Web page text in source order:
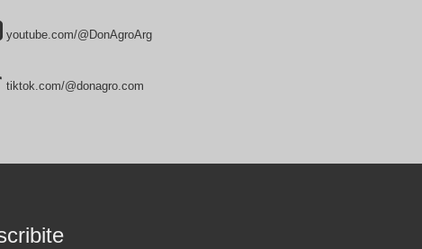
youtube.com/@DonAgroArg
tiktok.com/@donagro.com